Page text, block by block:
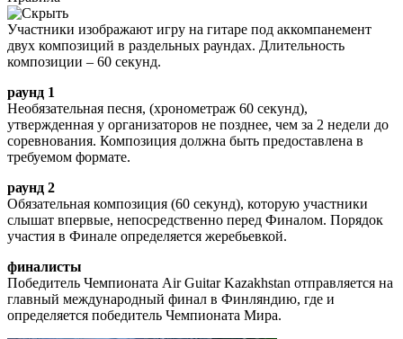
Участники изображают игру на гитаре под аккомпанемент
двух композиций в раздельных раундах. Длительность
композиции – 60 секунд.
раунд 1
Необязательная песня, (хронометраж 60 секунд),
утвержденная у организаторов не позднее, чем за 2 недели до
соревнования. Композиция должна быть предоставлена в
требуемом формате.
раунд 2
Обязательная композиция (60 секунд), которую участники
слышат впервые, непосредственно перед Финалом. Порядок
участия в Финале определяется жеребьевкой.
финалисты
Победитель Чемпионата Air Guitar Kazakhstan отправляется на
главный международный финал в Финляндию, где и
определяется победитель Чемпионата Мира.